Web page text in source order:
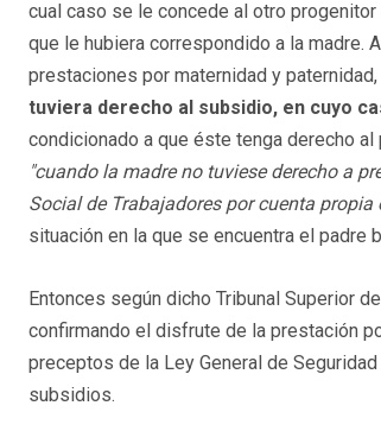
cual caso se le concede al otro
que le hubiera correspondido a la madre.
prestaciones por maternidad y
tuviera derecho al subsidio, en cuyo
condicionado a que éste tenga derecho
"cuando la madre no tuviese derecho a
Social de Trabajadores por cuenta
situación en la que se encuentra el padre
Entonces según dicho Tribunal Superior
confirmando el disfrute de la prestación
preceptos de la Ley General de
subsidios.